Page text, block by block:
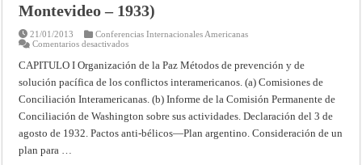
Montevideo – 1933)
21/01/2013
Conferencias Internacionales Americanas
Comentarios desactivadosen
de
la
Conferencia
Conferencia
Internacional
Americana,
Montevideo
–
CAPITULO I Organización de la Paz Métodos de prevención y de
solución pacífica de los conflictos interamericanos. (a) Comisiones de
Conciliación Interamericanas. (b) Informe de la Comisión Permanente de
Conciliación de Washington sobre sus actividades. Declaración del 3 de
agosto de 1932. Pactos anti-bélicos—Plan argentino. Consideración de un
plan para …